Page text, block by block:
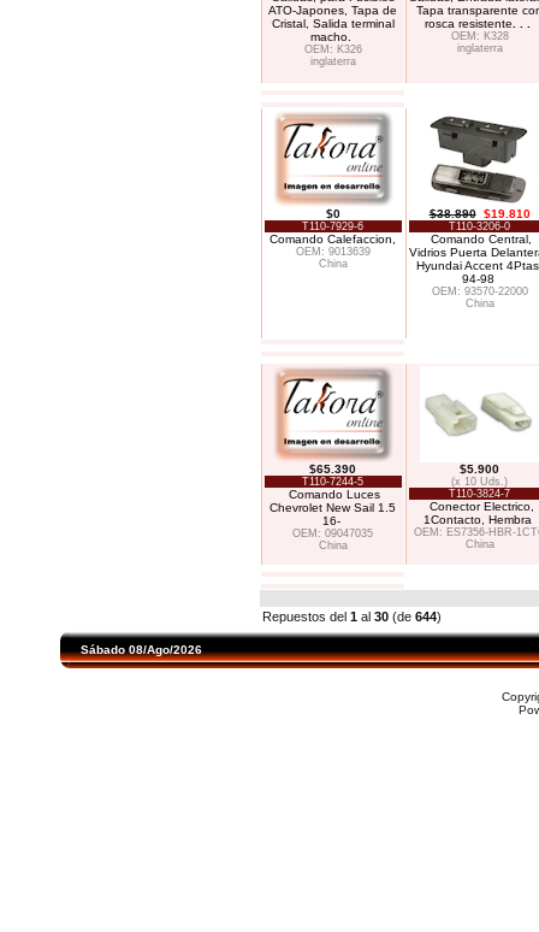
ATO-Japones, Tapa de
Cristal, Salida terminal
macho.
OEM: K326
inglaterra
Tapa transparente
rosca resistente
OEM: K328
inglaterra
$0
T110-7929-6
Comando Calefaccion,
OEM: 9013639
China
$38.890 $19.810
T110-3206-0
Comando Central,
Vidrios Puerta
Hyundai Accent
94-98
OEM: 93570-22000
China
$65.390
T110-7244-5
Comando Luces
Chevrolet New Sail 1.5
16-
OEM: 09047035
China
$5.900
(x 10 Uds.)
T110-3824-7
Conector Electrico,
1Contacto, Hembra
OEM: ES7356-HBR-
China
Repuestos del 1al 30(de 644)
Sábado 08/Ago/2026